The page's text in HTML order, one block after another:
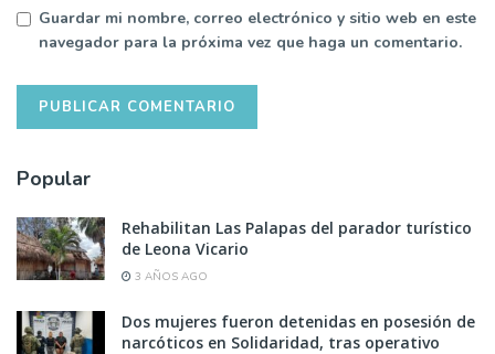
Guardar mi nombre, correo electrónico y sitio web en este
navegador para la próxima vez que haga un comentario.
Popular
Rehabilitan Las Palapas del parador turístico
de Leona Vicario
3 AÑOS AGO
Dos mujeres fueron detenidas en posesión de
narcóticos en Solidaridad, tras operativo